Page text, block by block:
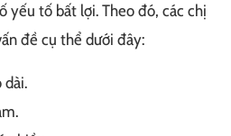
yếu tố bất lợi. Theo đó, các chị
đề cụ thể dưới đây:
dài.